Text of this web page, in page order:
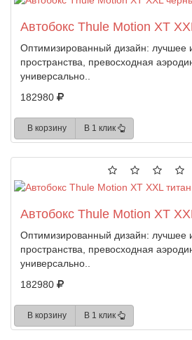
Автобокс Thule Motion XT
Оптимизированный дизайн: лучшее
пространства, превосходная
универсально..
182980
В корзину В 1 клик
Автобокс Thule Motion XT
Оптимизированный дизайн: лучшее
пространства, превосходная
универсально..
182980
В корзину В 1 клик